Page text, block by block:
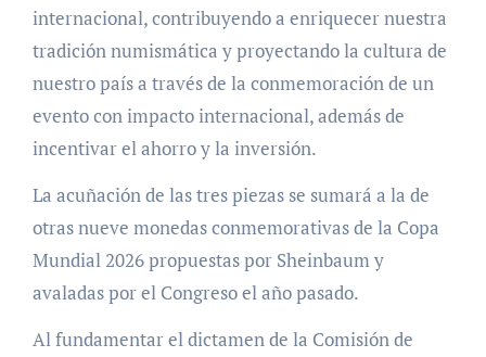
internacional, contribuyendo a enriquecer nuestra
tradición numismática y proyectando la cultura de
nuestro país a través de la conmemoración de un
evento con impacto internacional, además de
incentivar el ahorro y la inversión.
La acuñación de las tres piezas se sumará a la de
otras nueve monedas conmemorativas de la Copa
Mundial 2026 propuestas por Sheinbaum y
avaladas por el Congreso el año pasado.
Al fundamentar el dictamen de la Comisión de